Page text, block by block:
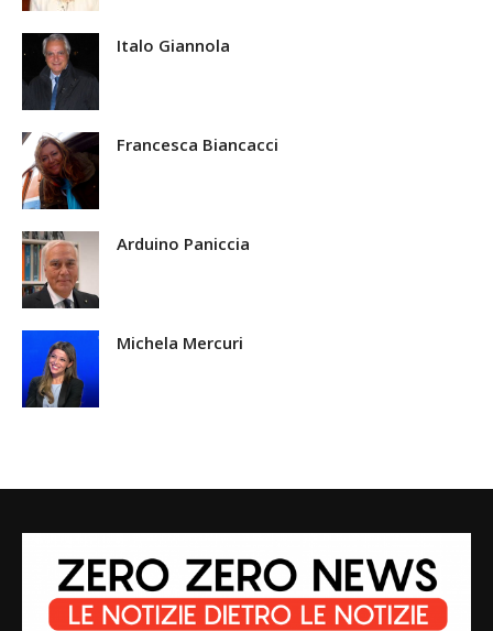
Italo Giannola
Francesca Biancacci
Arduino Paniccia
Michela Mercuri